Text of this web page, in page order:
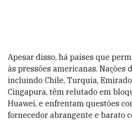
Apesar disso, há países que
às pressões americanas. Nações
incluindo Chile, Turquia,
Cingapura, têm relutado em
Huawei, e enfrentam questões
fornecedor abrangente e barato